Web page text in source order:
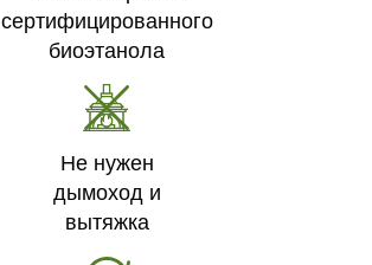
сертифицированного
биоэтанола
Не нужен
дымоход и
вытяжка